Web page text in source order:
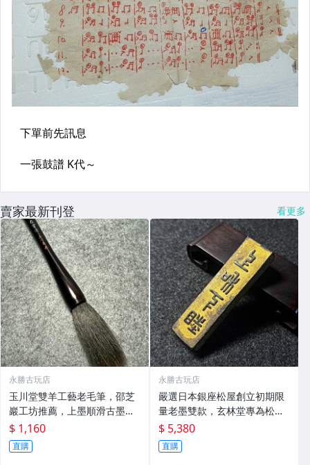
賣家最新刊登 看更多
永勝古玩店
玉川堂雙羊工藝老毛筆，邵芝
巖工坊推薦，上墨順滑古墨專
用 老墨 冬青 老筆
$ 1,160
直購
永勝古玩店
嚴選日本銀座松屋創立初期限
量老墨雙款，玄林堂專為松屋
打造，重量22.5g，適合收藏
及品味民國時期古雅文化 文房
用具 民國古墨 收藏文玩
$ 5,380
直購